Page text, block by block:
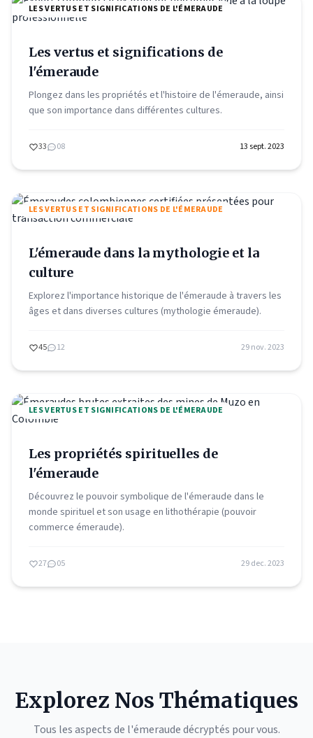
LES VERTUS ET SIGNIFICATIONS DE L'ÉMERAUDE
Les vertus et significations de
l'émeraude
Plongez dans les propriétés et l'histoire de l'émeraude, ainsi
que son importance dans différentes cultures.
33 08 13 sept. 2023
LES VERTUS ET SIGNIFICATIONS DE L'ÉMERAUDE
L'émeraude dans la mythologie et la
culture
Explorez l'importance historique de l'émeraude à travers les
âges et dans diverses cultures (mythologie émeraude).
45 12 29 nov. 2023
LES VERTUS ET SIGNIFICATIONS DE L'ÉMERAUDE
Les propriétés spirituelles de
l'émeraude
Découvrez le pouvoir symbolique de l'émeraude dans le
monde spirituel et son usage en lithothérapie (pouvoir
commerce émeraude).
27 05 29 dec. 2023
Explorez Nos Thématiques
Tous les aspects de l'émeraude décryptés pour vous.